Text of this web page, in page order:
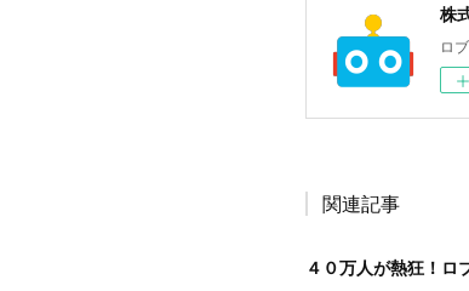
株
ロ
関連記事
４０万人が熱狂！ロ